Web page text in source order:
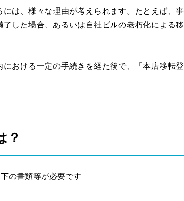
は、様々な理由が考えられます。たとえば、事
した場合、あるいは自社ビルの老朽化による移
おける一定の手続きを経た後で、「本店移転登
？
の書類等が必要です